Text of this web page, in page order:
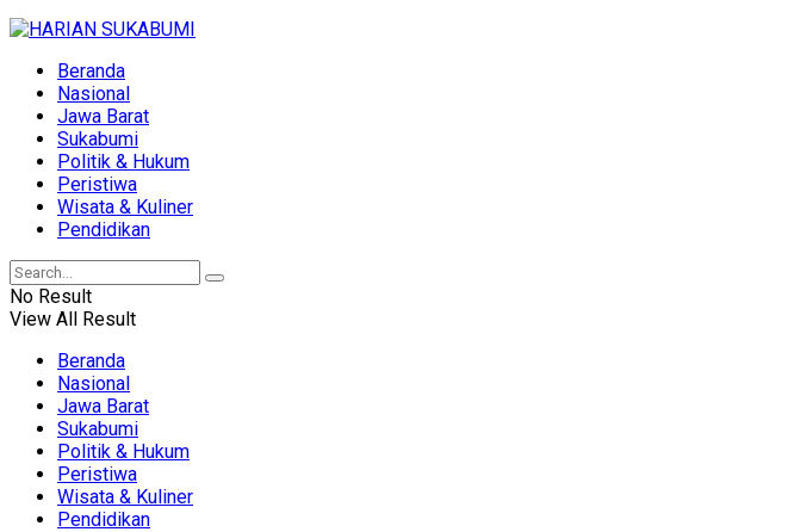
Beranda
Nasional
Jawa Barat
Sukabumi
Politik & Hukum
Peristiwa
Wisata & Kuliner
Pendidikan
No Result
View All Result
Beranda
Nasional
Jawa Barat
Sukabumi
Politik & Hukum
Peristiwa
Wisata & Kuliner
Pendidikan